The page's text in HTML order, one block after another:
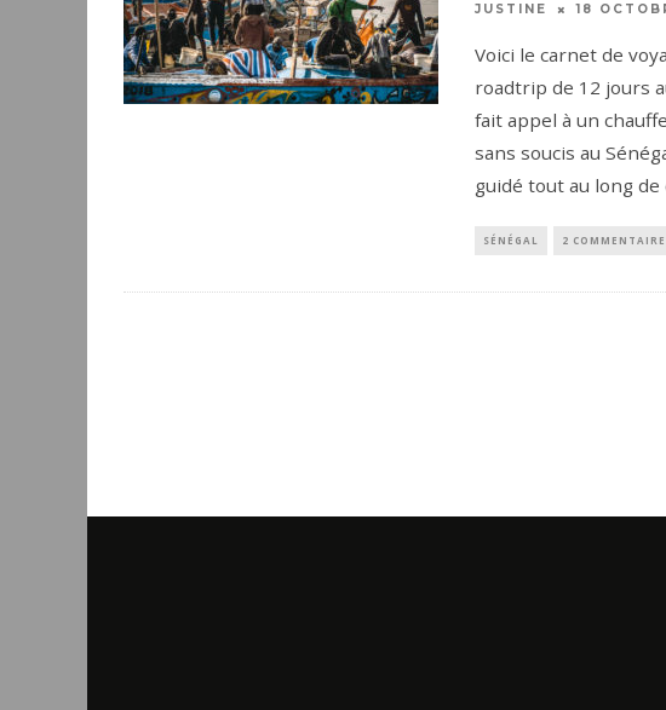
JUSTINE 18
Voici le carnet de
roadtrip de 12 jours
fait appel à un
sans soucis au
guidé tout au long de
SÉNÉGAL 2